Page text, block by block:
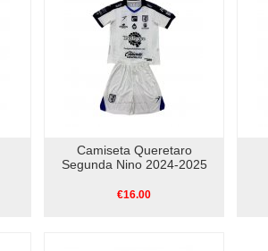
Camiseta Queretaro
Segunda Nino 2024-2025
€16.00